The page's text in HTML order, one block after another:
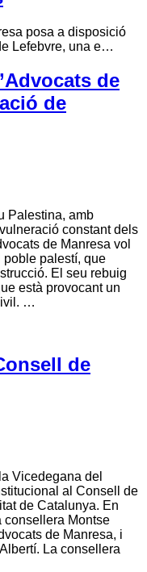
posa a disposició
Lefebvre, una e…
de
de
Palestina, amb
constant dels
de Manresa vol
poble palestí, que
El seu rebuig
està provocant un
…
de
Vicedegana del
al Consell de
de Catalunya. En
consellera Montse
de Manresa, i
La consellera